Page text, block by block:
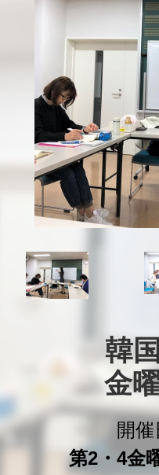
韓
金
開催
第2・4金